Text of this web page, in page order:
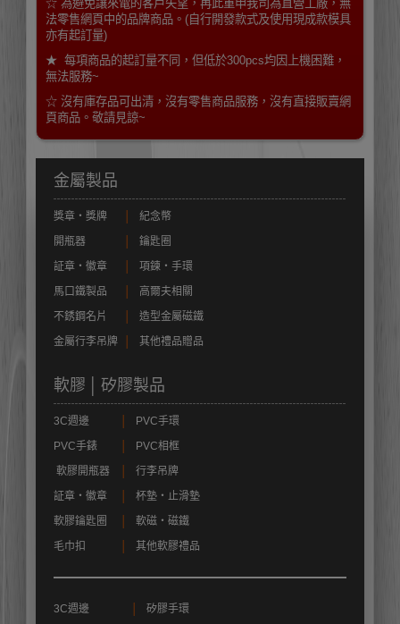
☆ 為避免讓來電的客戶失望，再此重申我司為直營工廠，無
法零售網頁中的品牌商品。(自行開發款式及使用現成款模具
亦有起訂量)
★ 每項商品的起訂量不同，但低於300pcs均因上機困難，
無法服務~
☆ 沒有庫存品可出清，沒有零售商品服務，沒有直接販賣網
頁商品。敬請見諒~
金屬製品
獎章‧獎牌
紀念幣
開瓶器
鑰匙圈
証章‧徽章
項鍊‧手環
馬口鐵製品
高爾夫相關
不銹鋼名片
造型金屬磁鐵
金屬行李吊牌
其他禮品贈品
軟膠 │ 矽膠製品
3C週邊
PVC手環
PVC手錶
PVC相框
軟膠開瓶器
行李吊牌
証章‧徽章
杯墊‧止滑墊
軟膠鑰匙圈
軟磁‧磁鐵
毛巾扣
其他軟膠禮品
3C週邊
矽膠手環